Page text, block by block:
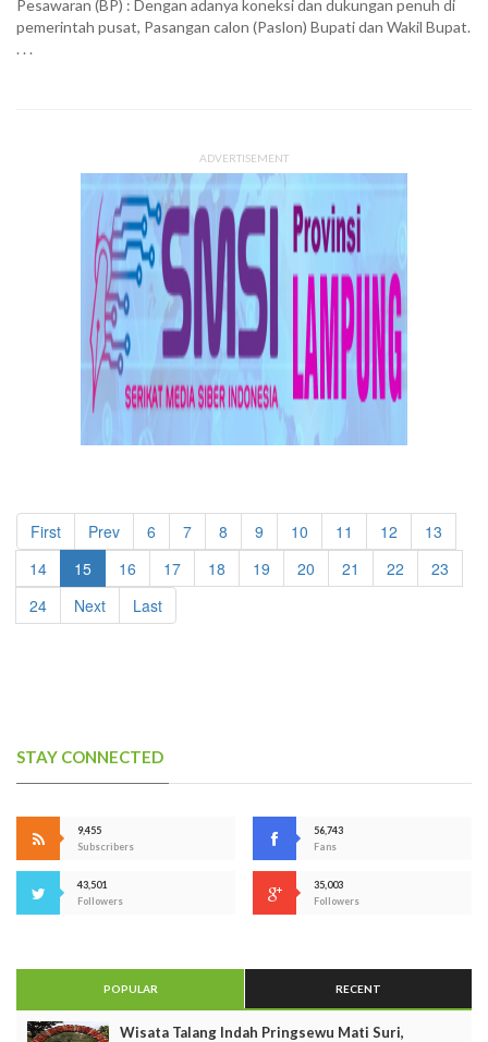
Pesawaran (BP) : Dengan adanya koneksi dan dukungan penuh di
pemerintah pusat, Pasangan calon (Paslon) Bupati dan Wakil Bupat.
. . .
ADVERTISEMENT
First Prev 6 7 8 9 10 11 12
13
14
15 16 17 18 19 20 21 22
23
24
Next Last
STAY CONNECTED
9,455
Subscribers
56,743
Fans
43,501
Followers
35,003
Followers
POPULAR RECENT
Wisata Talang Indah Pringsewu Mati Suri,